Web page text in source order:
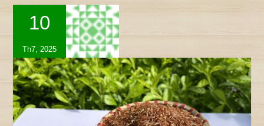
10
Th7, 2025